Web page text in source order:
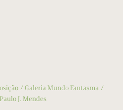
Galeria Mundo Fantasma
Paulo J. Mendes